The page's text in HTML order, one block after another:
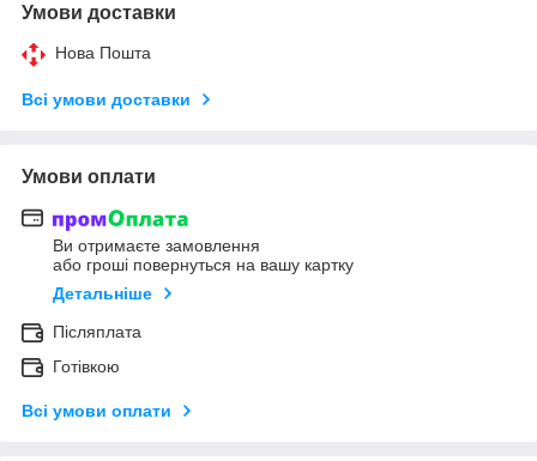
Умови доставки
Нова Пошта
Всі умови доставки
Умови оплати
Ви отримаєте замовлення
або гроші повернуться на вашу картку
Детальніше
Післяплата
Готівкою
Всі умови оплати